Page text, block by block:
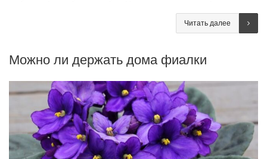
Читать далее
Можно ли держать дома фиалки